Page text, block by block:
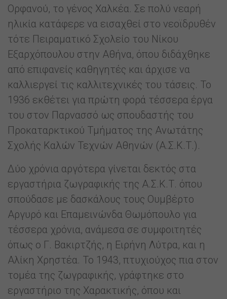
Ορφανού, το γένος Χαλκέα. Σε πολύ νεαρή
ηλικία κατάφερε να εισαχθεί στο νεοϊδρυθέν
τότε Πειραματικό Σχολείο του Νίκου
Εξαρχόπουλου στην Αθήνα, όπου διδάχθηκε
από επιφανείς καθηγητές και άρχισε να
καλλιεργεί τις καλλιτεχνικές του τάσεις. Το
1936 εκθέτει για πρώτη φορά τέσσερα έργα
του στον Παρνασσό ως σπουδαστής του
Προκαταρκτικού Τμήματος της Ανωτάτης
Σχολής Καλών Τεχνών Αθηνών (Α.Σ.Κ.Τ.).
Δύο χρόνια αργότερα γίνεται δεκτός στα
εργαστήρια ζωγραφικής της Α.Σ.Κ.Τ. όπου
σπούδασε με δασκάλους τους Ουμβέρτο
Αργυρό και Επαμεινώνδα Θωμόπουλο για
τέσσερα χρόνια, ανάμεσα σε συμφοιτητές
όπως ο Γ. Βακιρτζής, η Ειρήνη Λύτρα, και η
Αλίκη Χρηστέα. Το 1943, πτυχιούχος πια στον
τομέα της ζωγραφικής, γράφτηκε στο
εργαστήριο της Χαρακτικής, όπου και